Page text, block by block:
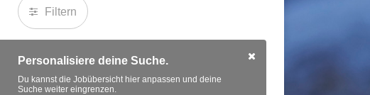
Filtern
Personalisiere deine Suche.
Du kannst die Jobübersicht hier anpassen und deine
Suche weiter eingrenzen.